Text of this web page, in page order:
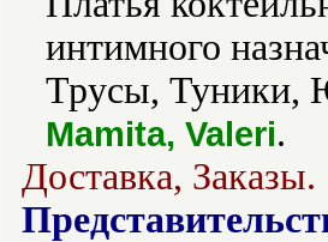
интимного
Трусы,
Mamita, Valeri.
Доставка, Заказы.